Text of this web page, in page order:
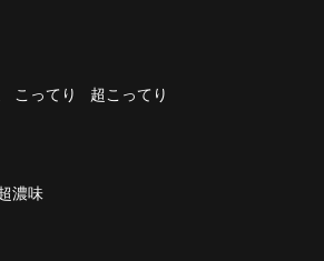
こってり 超こってり
濃味